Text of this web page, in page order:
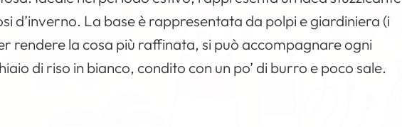
d’inverno. La base è rappresentata da polpi e giardiniera (i
rendere la cosa più raffinata, si può accompagnare ogni
di riso in bianco, condito con un po’ di burro e poco sale.